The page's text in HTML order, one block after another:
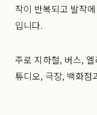
작이 반복되고 발작
입니다.
주로 지하철, 버스,
튜디오, 극장, 백화점